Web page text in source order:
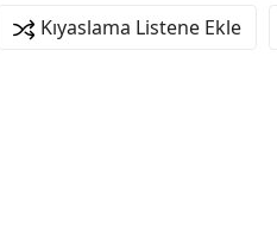
Kıyaslama Listene Ekle